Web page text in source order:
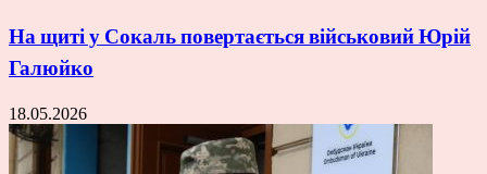
На щиті у Сокаль повертається військовий Юрій
Галюйко
18.05.2026